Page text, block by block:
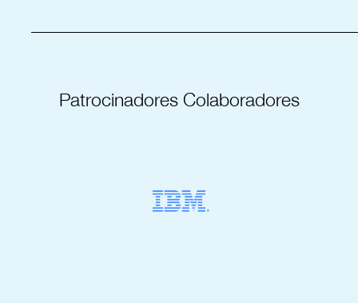
Patrocinadores Colaboradores